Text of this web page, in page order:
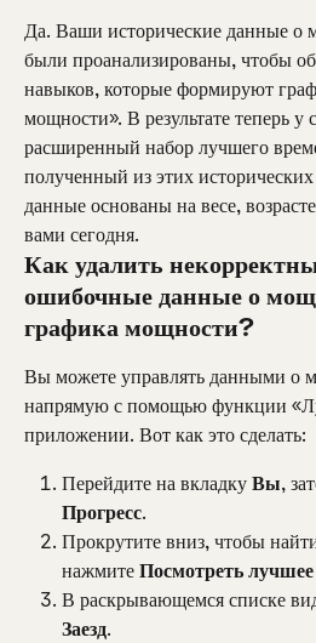
Да. Ваши исторические данные о
были проанализированы, чтобы
навыков, которые формируют
мощности». В результате теперь у
расширенный набор лучшего
полученный из этих
данные основаны на весе,
вами сегодня.
Как удалить
ошибочные данные о
графика мощности?
Вы можете управлять данными о
напрямую с помощью функции
приложении. Вот как это сделать:
Перейдите на вкладку Вы,
Прогресс.
Прокрутите вниз, чтобы
нажмите Посмотреть
В раскрывающемся списке
Заезд.